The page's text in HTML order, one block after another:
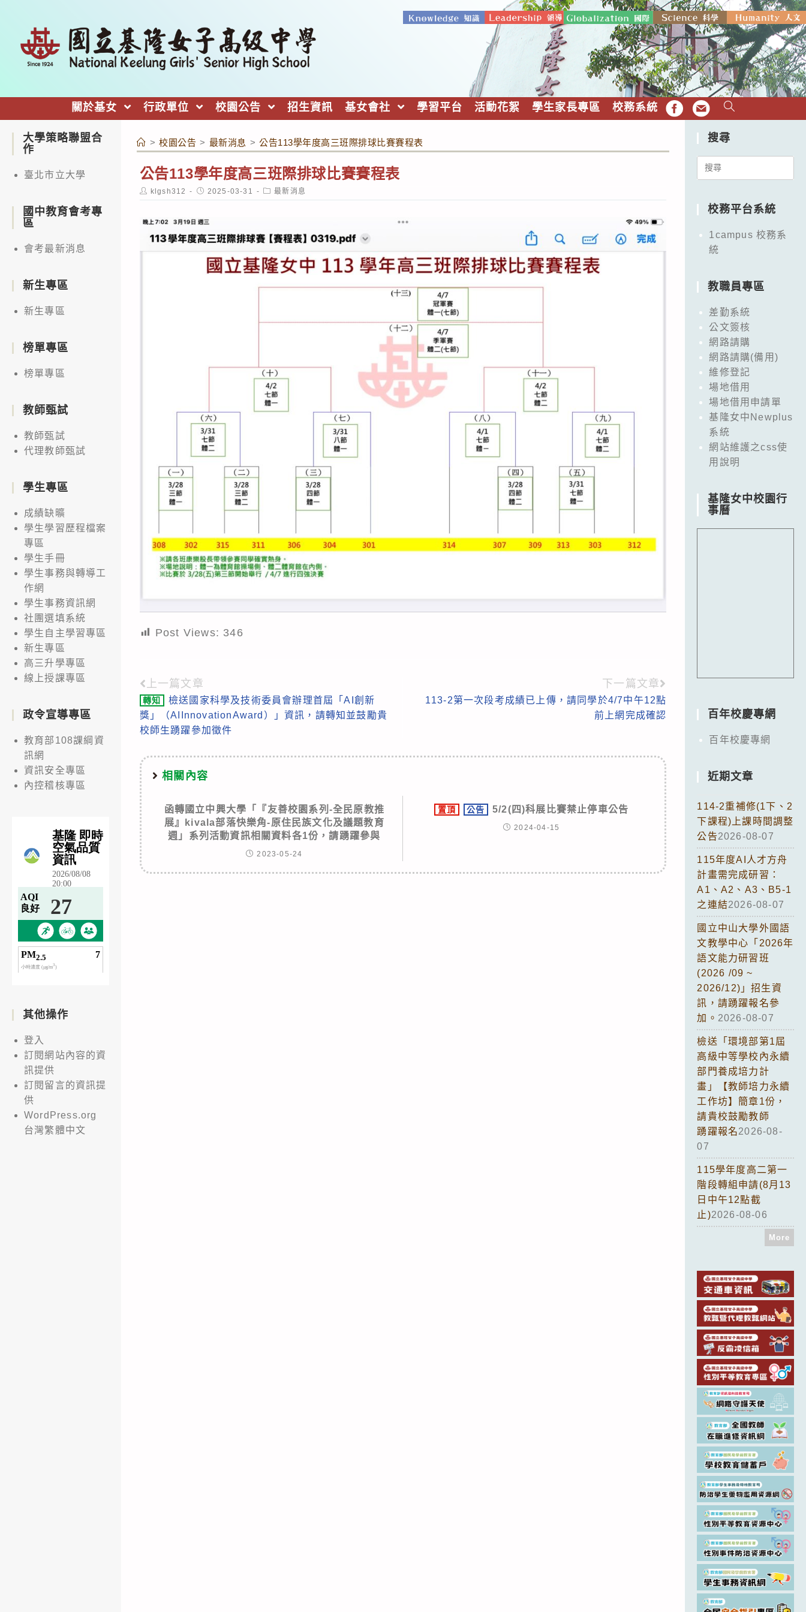
關於基女 行政單位 校園公告 招生資訊 基女會社 學習平台 活動花絮 學生家長專區 校務系統 FB EMAIL
> 校園公告 > 最新消息 > 公告113學年度高三班際排球比賽賽程表
公告113學年度高三班際排球比賽賽程表
Post
author:
klgsh312
Post
published:
2025-03-31
Post
category:
最新消息
Post Views: 346
Read
more
articles
上一篇文章
轉知
檢送國家科學及技術委員會辦理首屆「AI創新
獎」（AIInnovationAward）」資訊，請轉知並鼓勵貴
校師生踴躍參加徵件
下一篇文章
113-2第一次段考成績已上傳，請同學於4/7中午12點
前上網完成確認
相關內容
函轉國立中興大學「『友善校園系列-全民原教推
展』kivala部落快樂角-原住民族文化及議題教育
週」系列活動資訊相關資料各1份，請踴躍參與
2023-05-24
置頂 公告 5/2(四)科展比賽禁止停車公告
2024-04-15
大學策略聯盟合
作
臺北市立大學
國中教育會考專
區
會考最新消息
新生專區
新生專區
榜單專區
榜單專區
教師甄試
教師甄試
代理教師甄試
學生專區
成績缺曠
學生學習歷程檔案
專區
學生手冊
學生事務與轉導工
作網
學生事務資訊網
社團選填系統
學生自主學習專區
新生專區
高三升學專區
線上授課專區
政令宣導專區
教育部108課綱資
訊網
資訊安全專區
內控稽核專區
其他操作
登入
訂閱網站內容的資
訊提供
訂閱留言的資訊提
供
WordPress.org
台灣繁體中文
搜尋
Search
校務平台系統
1campus 校務系
統
教職員專區
差勤系統
公文簽核
網路請購
網路請購(備用)
維修登記
場地借用
場地借用申請單
基隆女中Newplus
系統
網站維護之css使
用說明
基隆女中校園行
事曆
百年校慶專網
百年校慶專網
近期文章
114-2重補修(1下、2
下課程)上課時間調整
公告2026-08-07
115年度AI人才方舟
計畫需完成研習：
A1、A2、A3、B5-1
之連結2026-08-07
國立中山大學外國語
文教學中心「2026年
語文能力研習班
(2026 /09 ~
2026/12)」招生資
訊，請踴躍報名參
加。 2026-08-07
檢送「環境部第1屆
高級中等學校內永續
部門養成培力計
畫」【教師培力永續
工作坊】簡章1份，
請貴校鼓勵教師
踴躍報名2026-08-
07
115學年度高二第一
階段轉組申請(8月13
日中午12點截
止)2026-08-06
More